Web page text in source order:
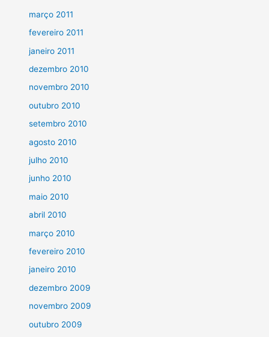
março 2011
fevereiro 2011
janeiro 2011
dezembro 2010
novembro 2010
outubro 2010
setembro 2010
agosto 2010
julho 2010
junho 2010
maio 2010
abril 2010
março 2010
fevereiro 2010
janeiro 2010
dezembro 2009
novembro 2009
outubro 2009